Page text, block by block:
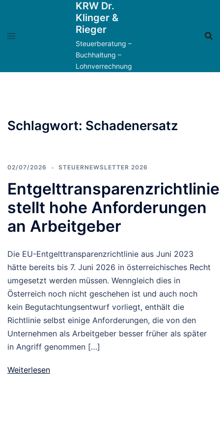
KRW Dr.
Klinger &
Rieger
Steuerberatung –
Buchhaltung –
Lohnverrechnung
Schlagwort: Schadenersatz
02/07/2026 STEUERNEWSLETTER 2026
Entgelttransparenzrichtlinie
stellt hohe Anforderungen
an Arbeitgeber
Die EU-Entgelttransparenzrichtlinie aus Juni 2023
hätte bereits bis 7. Juni 2026 in österreichisches Recht
umgesetzt werden müssen. Wenngleich dies in
Österreich noch nicht geschehen ist und auch noch
kein Begutachtungsentwurf vorliegt, enthält die
Richtlinie selbst einige Anforderungen, die von den
Unternehmen als Arbeitgeber besser früher als später
in Angriff genommen […]
Weiterlesen